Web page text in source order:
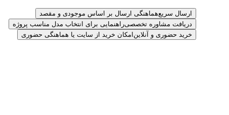
ارسال سریعهماهنگی ارسال بر اساس موجودی و مقصد
دریافت مشاوره تخصصیراهنمایی برای انتخاب مدل مناسب پروژه
خرید حضوری و آنلاین امکان خرید از سایت یا هماهنگی حضوری